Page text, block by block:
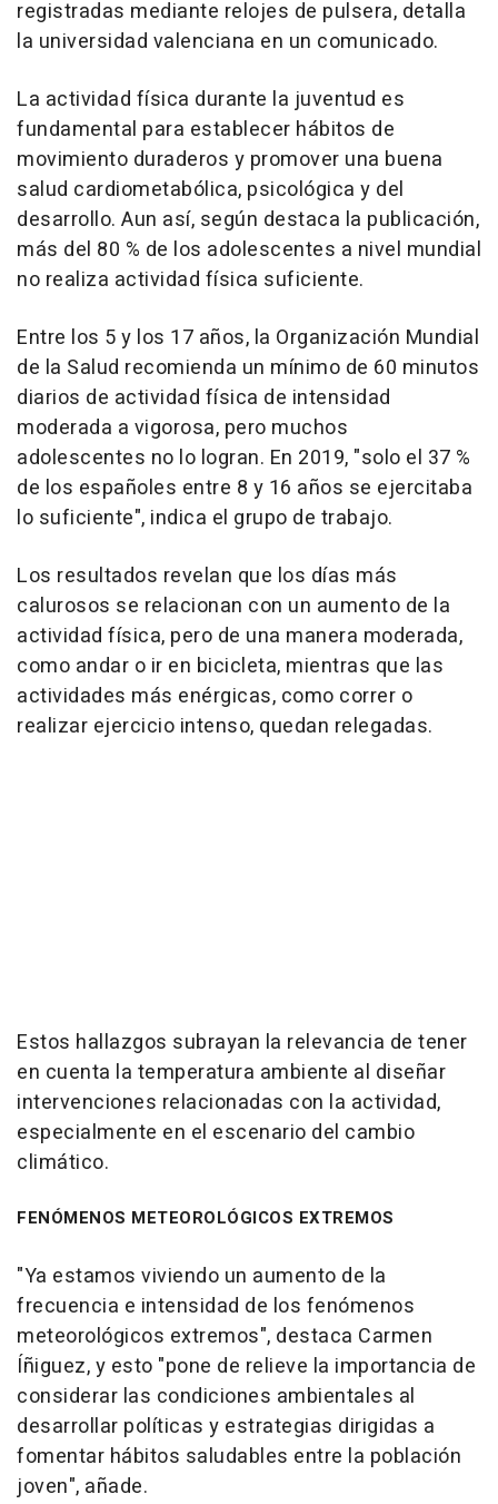
registradas mediante relojes de pulsera, detalla
la universidad valenciana en un comunicado.
La actividad física durante la juventud es
fundamental para establecer hábitos de
movimiento duraderos y promover una buena
salud cardiometabólica, psicológica y del
desarrollo. Aun así, según destaca la publicación,
más del 80 % de los adolescentes a nivel mundial
no realiza actividad física suficiente.
Entre los 5 y los 17 años, la Organización Mundial
de la Salud recomienda un mínimo de 60 minutos
diarios de actividad física de intensidad
moderada a vigorosa, pero muchos
adolescentes no lo logran. En 2019, "solo el 37 %
de los españoles entre 8 y 16 años se ejercitaba
lo suficiente", indica el grupo de trabajo.
Los resultados revelan que los días más
calurosos se relacionan con un aumento de la
actividad física, pero de una manera moderada,
como andar o ir en bicicleta, mientras que las
actividades más enérgicas, como correr o
realizar ejercicio intenso, quedan relegadas.
Estos hallazgos subrayan la relevancia de tener
en cuenta la temperatura ambiente al diseñar
intervenciones relacionadas con la actividad,
especialmente en el escenario del cambio
climático.
FENÓMENOS METEOROLÓGICOS EXTREMOS
"Ya estamos viviendo un aumento de la
frecuencia e intensidad de los fenómenos
meteorológicos extremos", destaca Carmen
Íñiguez, y esto "pone de relieve la importancia de
considerar las condiciones ambientales al
desarrollar políticas y estrategias dirigidas a
fomentar hábitos saludables entre la población
joven", añade.